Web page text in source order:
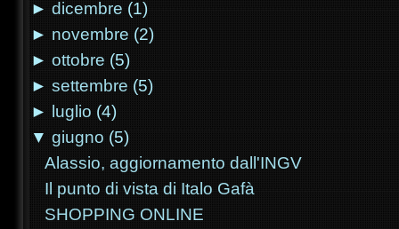
►dicembre (1)
► novembre (2)
►ottobre (5)
►settembre (5)
► luglio (4)
▼giugno (5)
Alassio, aggiornamento dall'INGV
Il punto di vista di Italo Gafà
SHOPPING ONLINE